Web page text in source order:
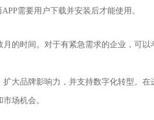
需要用户下载并安装后才能使用。
的时间。对于有紧急需求的企业，可以
大品牌影响力，并支持数字化转型。
场机会。